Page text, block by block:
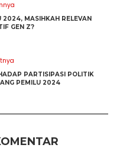
MASIHKAH RELEVAN
GEN Z?
PARTISIPASI POLITIK
PEMILU 2024